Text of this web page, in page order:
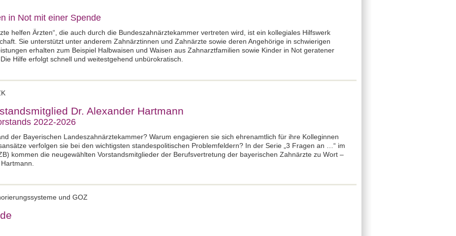
in Not mit einer Spende
helfen Ärzten“, die auch durch die Bundeszahnärztekammer vertreten wird, ist ein kollegiales Hilfswerk
Sie unterstützt unter anderem Zahnärztinnen und Zahnärzte sowie deren Angehörige in schwierigen
erhalten zum Beispiel Halbwaisen und Waisen aus Zahnarztfamilien sowie Kinder in Not geratener
Hilfe erfolgt schnell und weitestgehend unbürokratisch.
Dr. Alexander Hartmann
2022-2026
der Bayerischen Landeszahnärztekammer? Warum engagieren sie sich ehrenamtlich für ihre Kolleginnen
verfolgen sie bei den wichtigsten standespolitischen Problemfeldern? In der Serie „3 Fragen an …“ im
kommen die neugewählten Vorstandsmitglieder der Berufsvertretung der bayerischen Zahnärzte zu Wort –
und GOZ